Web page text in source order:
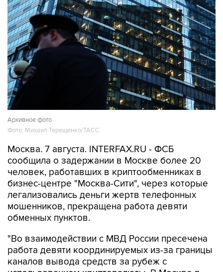
Архивное фото
Фото: Михаил Терещенко/ТАСС
Москва. 7 августа. INTERFAX.RU - ФСБ
человек, работавших в криптообменниках в
бизнес-центре "Москва-Сити", через которые
легализовались деньги жертв телефонных
мошенников, прекращена работа девяти
обменных пунктов.
"Во взаимодействии с МВД России пресечена
каналов вывода средств за рубеж с
использованием криптовалюты. В Москве в
бизнес-центре "Москва-Сити" задержаны